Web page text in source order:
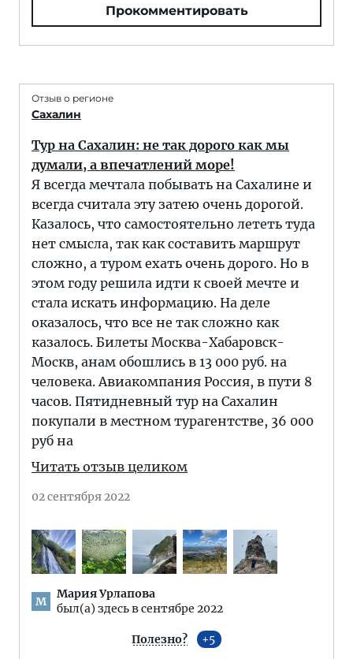
Прокомментировать
Отзыв о регионе
Сахалин
Тур на Сахалин: не так дорого как мы
думали, а впечатлений море!
Я всегда мечтала побывать на Сахалине и
всегда считала эту затею очень дорогой.
Казалось, что самостоятельно лететь туда
нет смысла, так как составить маршрут
сложно, а туром ехать очень дорого. Но в
этом году решила идти к своей мечте и
стала искать информацию. На деле
оказалось, что все не так сложно как
казалось. Билеты Москва-Хабаровск-
Москв, анам обошлись в 13 000 руб. на
человека. Авиакомпания Россия, в пути 8
часов. Пятидневный тур на Сахалин
покупали в местном турагентстве, 36 000
руб на
Читать отзыв целиком
02 сентября 2022
М
Мария Урлапова
был(а) здесь в сентябре 2022
Полезно? 5